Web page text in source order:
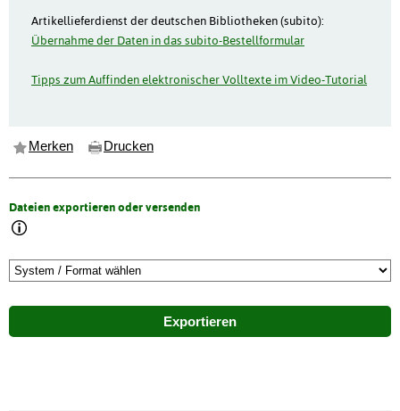
Artikellieferdienst der deutschen Bibliotheken (subito):
Übernahme der Daten in das subito-Bestellformular
Tipps zum Auffinden elektronischer Volltexte im Video-Tutorial
Merken Drucken
Dateien exportieren oder versenden
Exportieren